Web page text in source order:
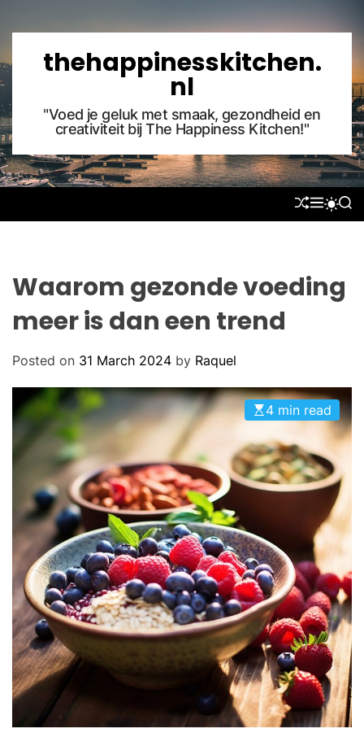
p
t
o
c
o
n
t
thehappinesskitchen.
nl
"Voed je geluk met smaak, gezondheid en
creativiteit bij The Happiness Kitchen!"
S
L
E
M S
W
C
O
D
E
S
Waarom gezonde voeding
meer is dan een trend
Posted on 31 March 2024 by Raquel
4 min read